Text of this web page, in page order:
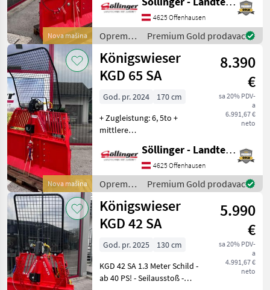
Nova mašina
klappbar Handsteuertafel
Motorsägenhalterung und
Sappihalterung
Endabschalter komplett
Seil 10mm Durchme
4625 Offenhausen
Oprema
za šumu i
obradu
drveta /
Königswieser
Premium Gold prodavac
Nova mašina
Königswieser
KGD 65 SA
8.390
€
sa 20% PDV-
a
6.991,67 €
neto
God. pr. 2024
170 cm
+ Zugleistung: 6, 5to +
mittlere
+ automatischer
Seilausstoßer + Gewicht
ohne Seil: 460kg +
Schildbreite: 1, 7m +
Endabschalter + Hoc
Söllinger - Landtechnik GmbH
4625 Offenhausen
Oprema
za šumu i
obradu
drveta /
Königswieser
Premium Gold prodavac
Königswieser
KGD 42 SA
5.990
€
sa 20% PDV-
a
4.991,67 €
neto
God. pr. 2025
130 cm
KGD 42 SA 1.3 Meter Schild -
ab 40 PS! - Seilausstoß -